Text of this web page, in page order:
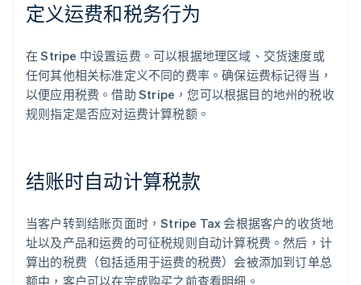
定义运费和税务行为
在 Stripe 中设置运费。可以根据地理区域、交货速度或
任何其他相关标准定义不同的费率。确保运费标记得当，
以便应用税费。借助 Stripe，您可以根据目的地州的税收
规则指定是否应对运费计算税额。
结账时自动计算税款
当客户转到结账页面时，Stripe Tax 会根据客户的收货地
址以及产品和运费的可征税规则自动计算税费。然后，计
算出的税费（包括适用于运费的税费）会被添加到订单总
额中，客户可以在完成购买之前查看明细。